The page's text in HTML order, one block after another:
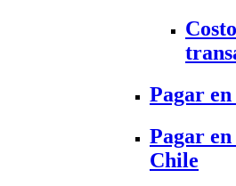
Pagar
Pagar
Chile